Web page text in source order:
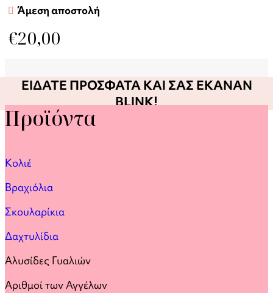
Άμεση αποστολή
€20,00
ΕΙΔΑΤΕ ΠΡΟΣΦΑΤΑ ΚΑΙ ΣΑΣ ΕΚΑΝΑΝ
BLINK!
Προϊόντα
Κολιέ
Βραχιόλια
Σκουλαρίκια
Δαχτυλίδια
Αλυσίδες Γυαλιών
Αριθμοί των Αγγέλων